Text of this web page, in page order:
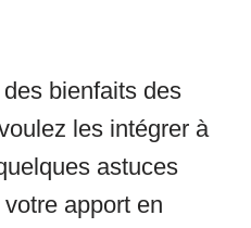
bienfaits des
les intégrer à
astuces
apport en